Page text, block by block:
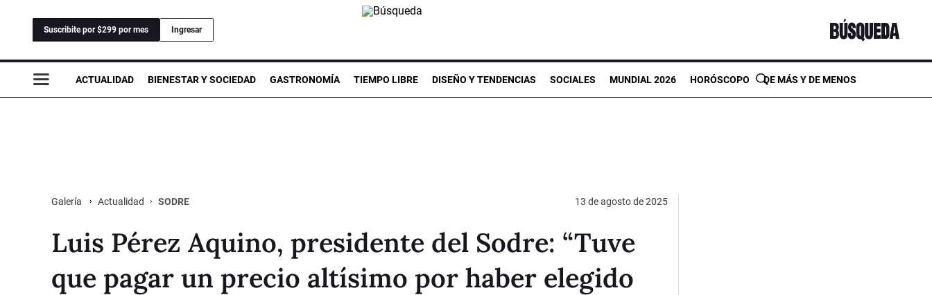
Suscribite por $299 por mes Ingresar
ACTUALIDAD BIENESTAR Y SOCIEDAD GASTRONOMÍA TIEMPO LIBRE DISEÑO Y TENDENCIAS SOCIALES MUNDIAL 2026 HORÓSCOPO DE MÁS Y DE MENOS
Galería Actualidad SODRE 13 de agosto de 2025
Luis Pérez Aquino, presidente del Sodre: “Tuve
que pagar un precio altísimo por haber elegido